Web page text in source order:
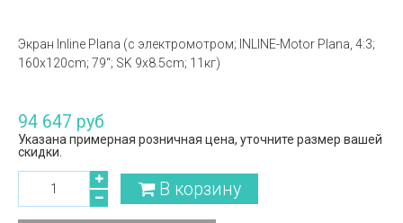
Экран Inline Plana (с электромотром; INLINE-Motor Plana, 4:3;
160x120cm; 79“; SK 9x8.5cm; 11кг)
94 647 руб
Указана примерная розничная цена, уточните размер вашей
скидки.
В корзину